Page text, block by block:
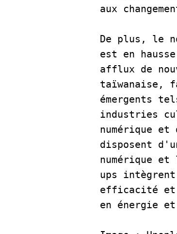
aux
De plus, le
est en
afflux de
taïwanaise,
émergents
industries
numérique et
disposent
numérique
ups
efficacité et
en énergie